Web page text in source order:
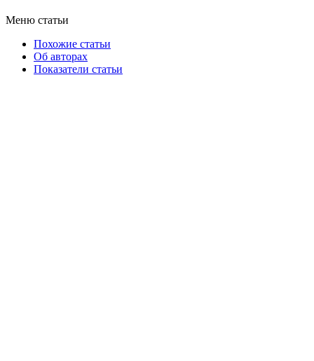
Меню статьи
Похожие статьи
Об авторах
Показатели статьи